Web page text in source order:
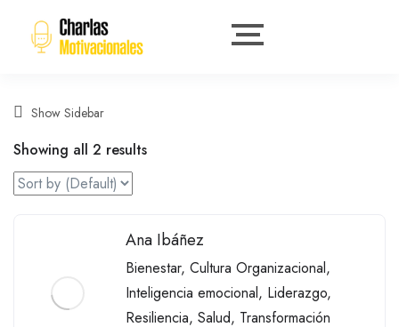
Show Sidebar
Showing all 2 results
Ana Ibáñez
Bienestar, Cultura Organizacional,
Inteligencia emocional, Liderazgo,
Resiliencia, Salud, Transformación